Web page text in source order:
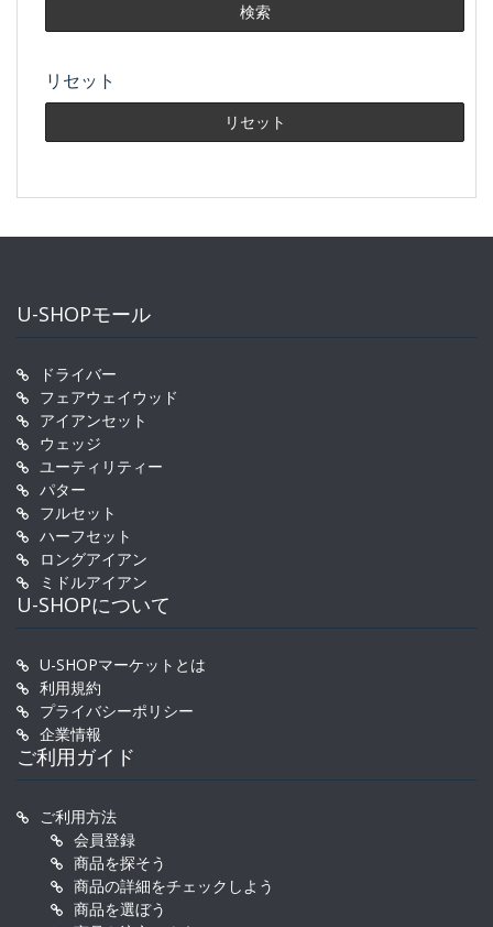
リセット
U-SHOPモール
ドライバー
フェアウェイウッド
アイアンセット
ウェッジ
ユーティリティー
パター
フルセット
ハーフセット
ロングアイアン
ミドルアイアン
U-SHOPについて
U-SHOPマーケットとは
利用規約
プライバシーポリシー
企業情報
ご利用ガイド
ご利用方法
会員登録
商品を探そう
商品の詳細をチェックしよう
商品を選ぼう